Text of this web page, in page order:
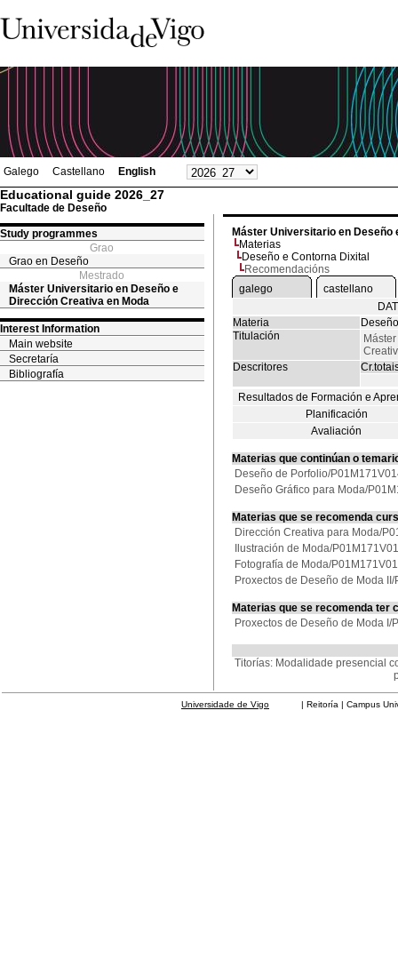
Galego Castellano English
Educational guide 2026_27
Facultade de Deseño
Study programmes
Grao
Grao en Deseño
Mestrado
Máster Universitario en Deseño e
Dirección Creativa en Moda
Interest Information
Main website
Secretaría
Bibliografía
Máster Universitario en Deseño
Materias
Deseño e Contorna Dixital
Recomendacións
galego
castellano
Materia
Titulación
Descritores
Resultados de Formación e
Planificación
Avaliación
Materias que continúan o
Deseño de Porfolio/
Deseño Gráfico para Moda/
Materias que se recomenda
Dirección Creativa para Moda/
Ilustración de Moda/
Fotografía de Moda/
Proxectos de Deseño de Moda
Materias que se recomenda ter
Proxectos de Deseño de Moda I/
Titorías: Modalidade presencial
Universidade de Vigo | Reitoría | Campus